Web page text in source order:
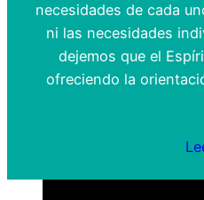
necesidades de cada
ni las necesidades
dejemos que el
ofreciendo la